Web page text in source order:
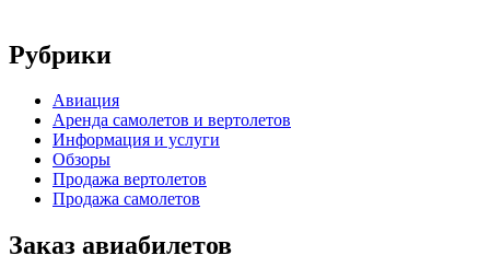
Рубрики
Авиация
Аренда самолетов и вертолетов
Информация и услуги
Обзоры
Продажа вертолетов
Продажа самолетов
Заказ авиабилетов